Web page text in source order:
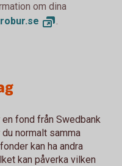
om dina
se .
fond från Swedbank
normalt samma
kan ha andra
kan påverka vilken